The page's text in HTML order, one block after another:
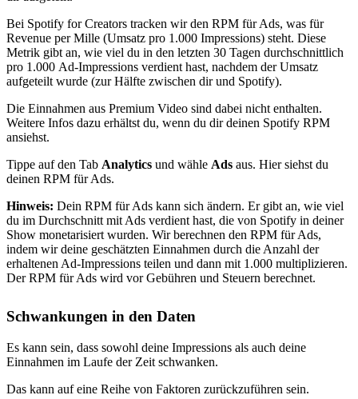
Bei Spotify for Creators tracken wir den RPM für Ads, was für
Revenue per Mille (Umsatz pro 1.000 Impressions) steht. Diese
Metrik gibt an, wie viel du in den letzten 30 Tagen durchschnittlich
pro 1.000 Ad-Impressions verdient hast, nachdem der Umsatz
aufgeteilt wurde (zur Hälfte zwischen dir und Spotify).
Die Einnahmen aus Premium Video sind dabei nicht enthalten.
Weitere Infos dazu erhältst du, wenn du dir deinen Spotify RPM
ansiehst.
Tippe auf den Tab Analytics und wähle Ads aus. Hier siehst du
deinen RPM für Ads.
Hinweis: Dein RPM für Ads kann sich ändern. Er gibt an, wie viel
du im Durchschnitt mit Ads verdient hast, die von Spotify in deiner
Show monetarisiert wurden. Wir berechnen den RPM für Ads,
indem wir deine geschätzten Einnahmen durch die Anzahl der
erhaltenen Ad-Impressions teilen und dann mit 1.000 multiplizieren.
Der RPM für Ads wird vor Gebühren und Steuern berechnet.
Schwankungen in den Daten
Es kann sein, dass sowohl deine Impressions als auch deine
Einnahmen im Laufe der Zeit schwanken.
Das kann auf eine Reihe von Faktoren zurückzuführen sein.